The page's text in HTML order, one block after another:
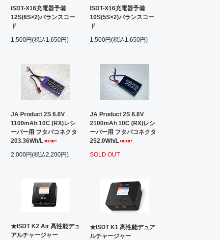
ISDT-X16充電器予備
12S(6S×2)バランスコー
ド
1,500円(税込1,650円)
ISDT-X16充電器予備
10S(5S×2)バランスコー
ド
1,500円(税込1,650円)
JA Product 2S 6.6V
1100mAh 10C (RX)レシ
ーバー用 フタバコネクタ
203.36Wh/L
2,000円(税込2,200円)
JA Product 2S 6.6V
2100mAh 10C (RX)レシ
ーバー用 フタバコネクタ
252.0Wh/L
SOLD OUT
★ISDT K2 Air 高性能デュ
アルチャージャー
★ISDT K1 高性能デュア
ルチャージャー